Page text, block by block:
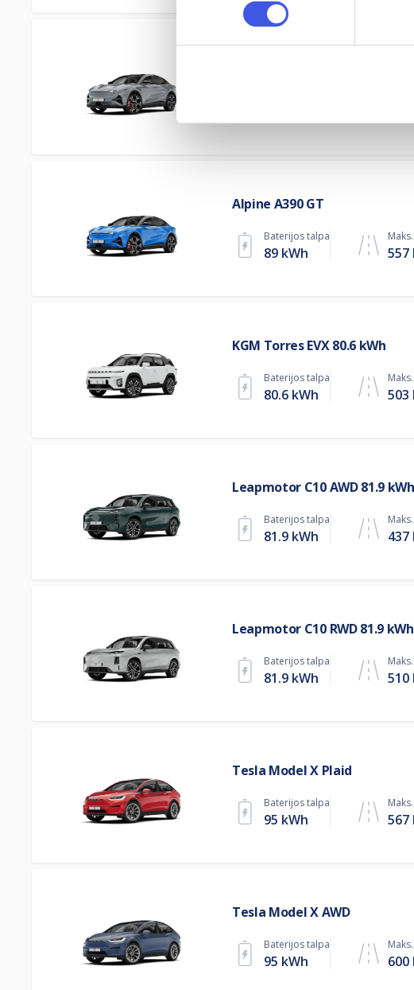
Alpine A390 GT
Baterijos talpa
89 kWh 557
KGM Torres EVX 80.6 kWh
Baterijos talpa
80.6 kWh 503
Leapmotor C10 AWD 81.9 kWh
Baterijos talpa
81.9 kWh 437
Leapmotor C10 RWD 81.9 kWh
Baterijos talpa
81.9 kWh 510
Tesla Model X Plaid
Baterijos talpa
95 kWh 567
Tesla Model X AWD
Baterijos talpa
95 kWh 600